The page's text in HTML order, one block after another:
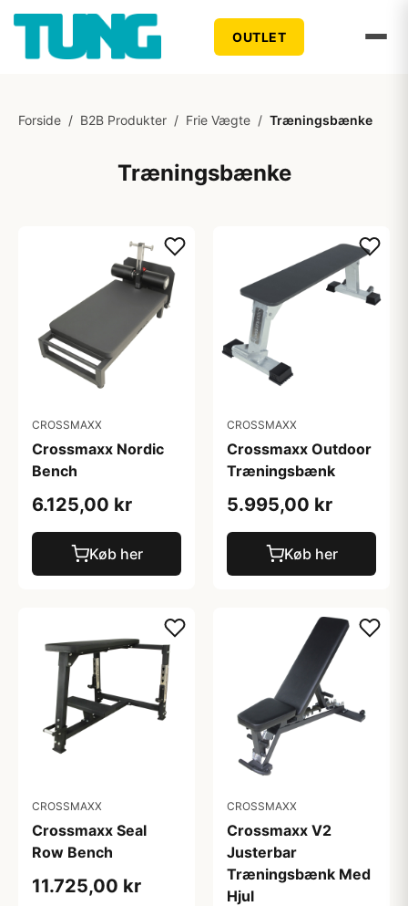
OUTLET
Forside / B2B Produkter / Frie Vægte / Træningsbænke
Træningsbænke
CROSSMAXX
Crossmaxx Nordic
Bench
6.125,00 kr
Køb her
CROSSMAXX
Crossmaxx Outdoor
Træningsbænk
5.995,00 kr
Køb her
CROSSMAXX
Crossmaxx Seal
Row Bench
11.725,00 kr
CROSSMAXX
Crossmaxx V2
Justerbar
Træningsbænk Med
Hjul